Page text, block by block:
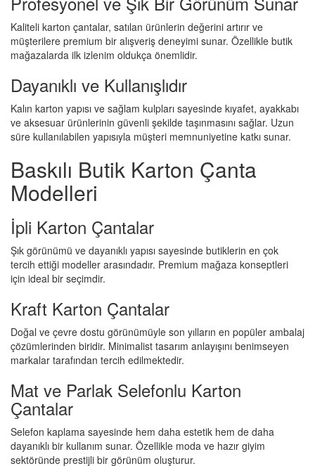
Kaliteli karton çantalar, satılan ürünlerin değerini artırır ve
müşterilere premium bir alışveriş deneyimi sunar. Özellikle butik
mağazalarda ilk izlenim oldukça önemlidir.
Dayanıklı ve Kullanışlıdır
Kalın karton yapısı ve sağlam kulpları sayesinde kıyafet, ayakkabı
ve aksesuar ürünlerinin güvenli şekilde taşınmasını sağlar. Uzun
süre kullanılabilen yapısıyla müşteri memnuniyetine katkı sunar.
Baskılı Butik Karton Çanta
Modelleri
İpli Karton Çantalar
Şık görünümü ve dayanıklı yapısı sayesinde butiklerin en çok
tercih ettiği modeller arasındadır. Premium mağaza konseptleri
için ideal bir seçimdir.
Kraft Karton Çantalar
Doğal ve çevre dostu görünümüyle son yılların en popüler ambalaj
çözümlerinden biridir. Minimalist tasarım anlayışını benimseyen
markalar tarafından tercih edilmektedir.
Mat ve Parlak Selefonlu Karton
Çantalar
Selefon kaplama sayesinde hem daha estetik hem de daha
dayanıklı bir kullanım sunar. Özellikle moda ve hazır giyim
sektöründe prestijli bir görünüm oluşturur.